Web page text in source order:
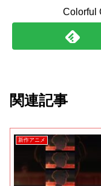
Colorful
関連記事
新作アニメ